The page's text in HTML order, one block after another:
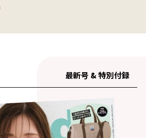
最新号 & 特別付録